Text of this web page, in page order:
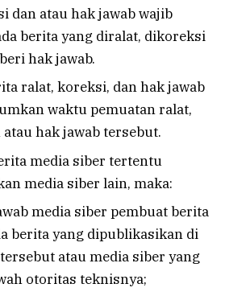
dan atau hak jawab wajib
berita yang diralat, dikoreksi
hak jawab.
ralat, koreksi, dan hak jawab
waktu pemuatan ralat,
hak jawab tersebut.
media siber tertentu
media siber lain, maka:
media siber pembuat berita
berita yang dipublikasikan di
atau media siber yang
otoritas teknisnya;